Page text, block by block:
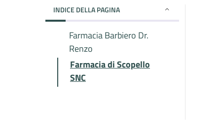
INDICE DELLA PAGINA
Farmacia Barbiero Dr.
Renzo
Farmacia di Scopello
SNC